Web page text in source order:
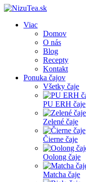
Viac
Domov
O nás
Blog
Recepty
Kontakt
Ponuka čajov
Všetky čaje
PU ERH čaje
Zelené čaje
Čierne čaje
Oolong čaje
Matcha čaje